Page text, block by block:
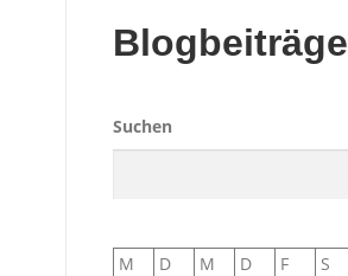
Blogbeiträge
Suchen
M D M D F S